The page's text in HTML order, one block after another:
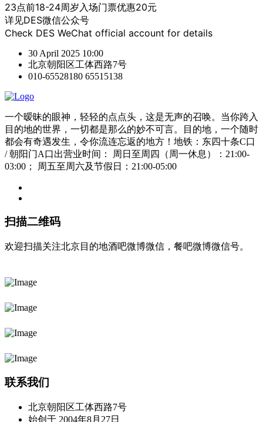
23点前18-24周岁入场门票优惠20元
详见DES微信公众号
Check DES WeChat official account for details
30 April 2025 10:00
北京朝阳区工体西路7号
010-65528180 65515138
一个暧昧的眼神，轻轻的点点头，这是无声的召唤。当你跨入
目的地的世界，一切都是那么的妙不可言。目的地，一个随时
都会有奇遇发生，令你流连忘返的地方！地铁：东四十条C口
/ 朝阳门A口出营业时间： 周日至周四（周一休息）：21:00-
03:00； 周五至周六及节假日：21:00-05:00
扫描二维码
欢迎扫描关注北京目的地酒吧微博微信，餐吧微博微信号。
联系我们
北京朝阳区工体西路7号
始创于 2004年8月27日